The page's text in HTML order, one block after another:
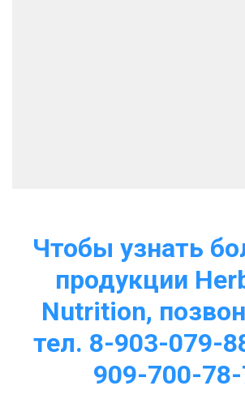
Чтобы узнать
продукции
Nutrition,
тел. 8-903-079-
909-700-